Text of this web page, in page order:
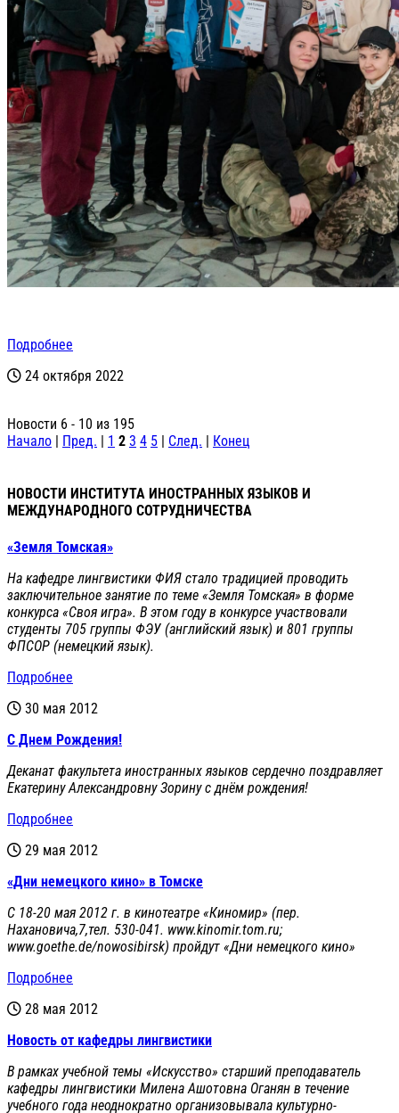
Подробнее
24 октября 2022
Новости 6 - 10 из 195
Начало | Пред. | 1 2 3 4 5 | След. | Конец
НОВОСТИ ИНСТИТУТА ИНОСТРАННЫХ ЯЗЫКОВ И
МЕЖДУНАРОДНОГО СОТРУДНИЧЕСТВА
«Земля Томская»
На кафедре лингвистики ФИЯ стало традицией проводить
заключительное занятие по теме «Земля Томская» в форме
конкурса «Своя игра». В этом году в конкурсе участвовали
студенты 705 группы ФЭУ (английский язык) и 801 группы
ФПСОР (немецкий язык).
Подробнее
30 мая 2012
С Днем Рождения!
Деканат факультета иностранных языков сердечно поздравляет
Екатерину Александровну Зорину с днём рождения!
Подробнее
29 мая 2012
«Дни немецкого кино» в Томске
C 18-20 мая 2012 г. в кинотеатре «Киномир» (пер.
Нахановича,7,тел. 530-041. www.kinomir.tom.ru;
www.goethe.de/nowosibirsk) пройдут «Дни немецкого кино»
Подробнее
28 мая 2012
Новость от кафедры лингвистики
В рамках учебной темы «Искусство» старший преподаватель
кафедры лингвистики Милена Ашотовна Оганян в течение
учебного года неоднократно организовывала культурно-